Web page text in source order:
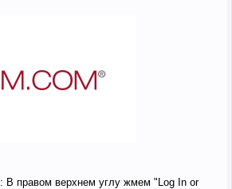
: В правом верхнем углу жмем "Log In or